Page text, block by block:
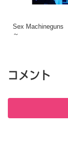
Sex Machineguns
～
コメント